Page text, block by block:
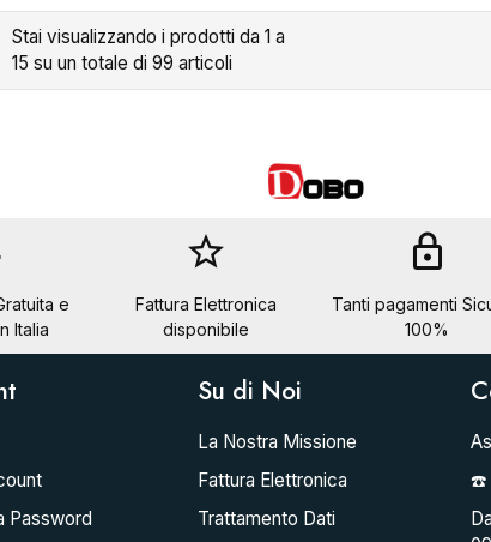
Stai visualizzando i prodotti da 1 a
15 su un totale di 99 articoli
e
Italia
star_border
Fattura Elettronica
disponibile
lock
Tanti pagamenti
100%
Password
Su di Noi
La Nostra Missione
Fattura Elettronica
Trattamento Dati
☎️